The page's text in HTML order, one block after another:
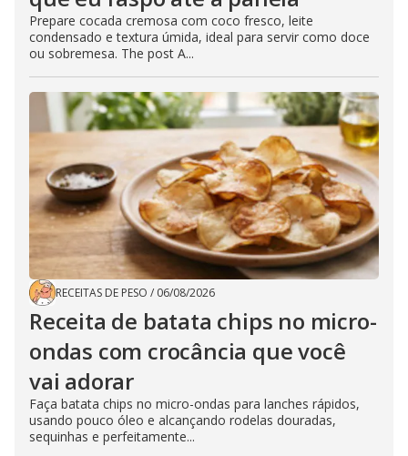
Prepare cocada cremosa com coco fresco, leite
condensado e textura úmida, ideal para servir como doce
ou sobremesa. The post A...
RECEITAS DE PESO / 06/08/2026
Receita de batata chips no micro-
ondas com crocância que você
vai adorar
Faça batata chips no micro-ondas para lanches rápidos,
usando pouco óleo e alcançando rodelas douradas,
sequinhas e perfeitamente...